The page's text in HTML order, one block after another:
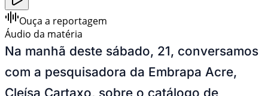
Ouça a reportagem
Áudio da matéria
Na manhã deste sábado, 21, conversamos
com a pesquisadora da Embrapa Acre,
Cleísa Cartaxo, sobre o catálogo de